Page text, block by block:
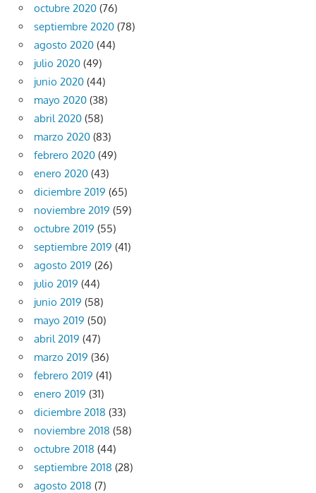
octubre 2020 (76)
septiembre 2020 (78)
agosto 2020 (44)
julio 2020 (49)
junio 2020 (44)
mayo 2020 (38)
abril 2020 (58)
marzo 2020 (83)
febrero 2020 (49)
enero 2020 (43)
diciembre 2019 (65)
noviembre 2019 (59)
octubre 2019 (55)
septiembre 2019 (41)
agosto 2019 (26)
julio 2019 (44)
junio 2019 (58)
mayo 2019 (50)
abril 2019 (47)
marzo 2019 (36)
febrero 2019 (41)
enero 2019 (31)
diciembre 2018 (33)
noviembre 2018 (58)
octubre 2018 (44)
septiembre 2018 (28)
agosto 2018 (7)